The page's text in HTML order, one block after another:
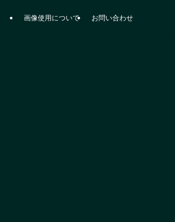
画像使用について お問い合わせ